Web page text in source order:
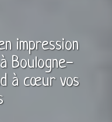
impression
Boulogne-
à cœur vos